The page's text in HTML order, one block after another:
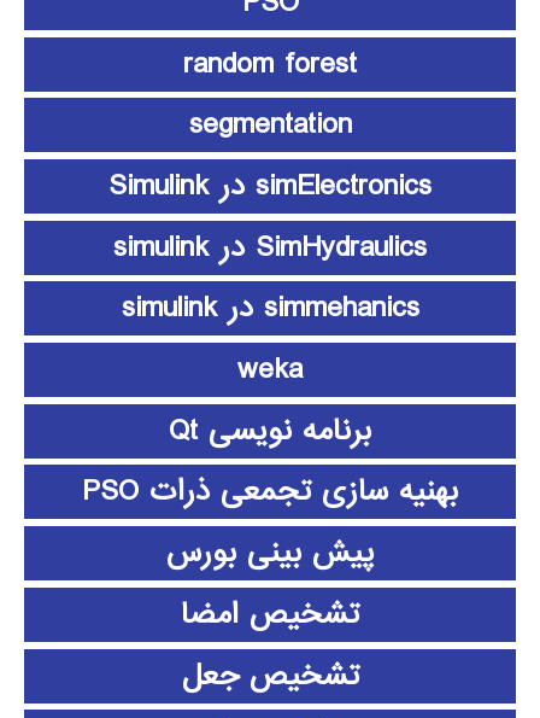
random forest
segmentation
simElectronics در Simulink
SimHydraulics در simulink
simmehanics در simulink
weka
برنامه نویسی Qt
بهنیه سازی تجمعی ذرات PSO
پیش بینی بورس
تشخیص امضا
تشخیص جعل